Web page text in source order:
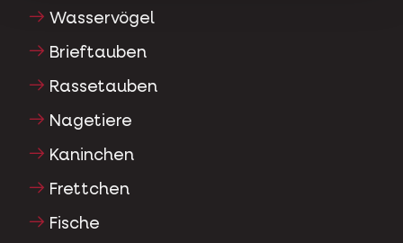
Wasservögel
Brieftauben
Rassetauben
Nagetiere
Kaninchen
Frettchen
Fische